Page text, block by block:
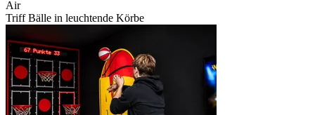
Air
Triff Bälle in leuchtende Körbe